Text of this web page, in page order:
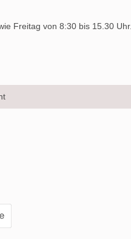
Freitag von 8:30 bis 15.30 Uhr.